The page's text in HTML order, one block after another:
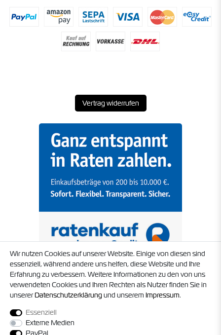
Vertrag widerrufen
Wir nutzen Cookies auf unserer Website. Einige von diesen sind
essenziell, während andere uns helfen, diese Website und Ihre
Erfahrung zu verbessern. Weitere Informationen zu den von uns
verwendeten Cookies und Ihren Rechten als Nutzer finden Sie in
unsererDaten­schutz­erklärungund unserem Impressum.
Essenziell
Externe Medien
PayPal